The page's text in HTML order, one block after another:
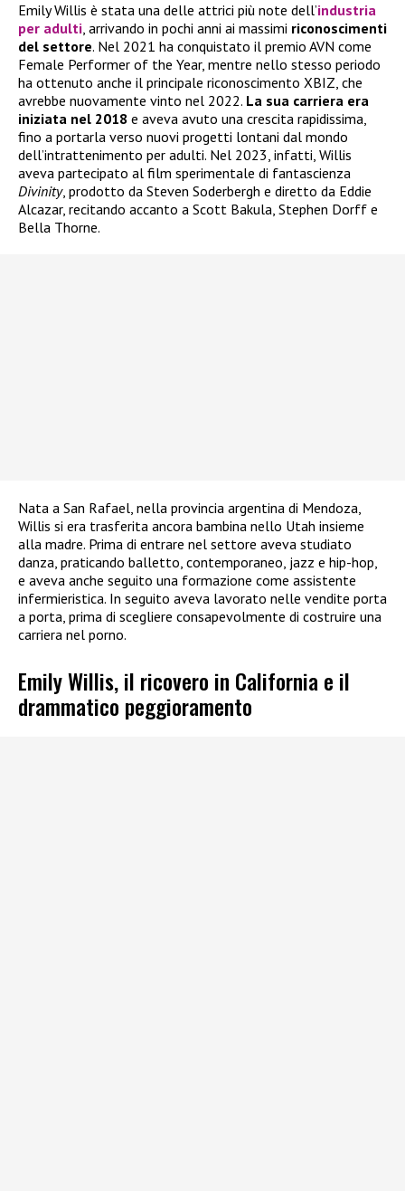
Emily Willis è stata una delle attrici più note dell’industria
per adulti, arrivando in pochi anni ai massimi riconoscimenti
del settore. Nel 2021 ha conquistato il premio AVN come
Female Performer of the Year, mentre nello stesso periodo
ha ottenuto anche il principale riconoscimento XBIZ, che
avrebbe nuovamente vinto nel 2022. La sua carriera era
iniziata nel 2018 e aveva avuto una crescita rapidissima,
fino a portarla verso nuovi progetti lontani dal mondo
dell’intrattenimento per adulti. Nel 2023, infatti, Willis
aveva partecipato al film sperimentale di fantascienza
Divinity, prodotto da Steven Soderbergh e diretto da Eddie
Alcazar, recitando accanto a Scott Bakula, Stephen Dorff e
Bella Thorne.
Nata a San Rafael, nella provincia argentina di Mendoza,
Willis si era trasferita ancora bambina nello Utah insieme
alla madre. Prima di entrare nel settore aveva studiato
danza, praticando balletto, contemporaneo, jazz e hip-hop,
e aveva anche seguito una formazione come assistente
infermieristica. In seguito aveva lavorato nelle vendite porta
a porta, prima di scegliere consapevolmente di costruire una
carriera nel porno.
Emily Willis, il ricovero in California e il
drammatico peggioramento